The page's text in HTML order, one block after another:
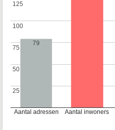
Aantal adressen Aantal inwoners
25
25
50
50
75
75
100
100
125
125
79